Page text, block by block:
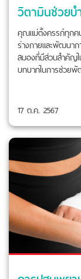
คุณแม่ตั้งครรภ์ทุกค
ร่างกายและพัฒนา
สมองที่มีส่วนสำคัญ
บทบาทในการช่วย
17 ต.ค. 2567